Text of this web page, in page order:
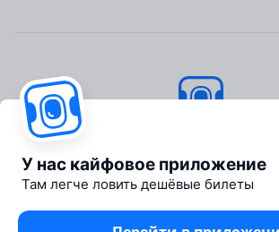
Об Авиасейлс
Пресс‑центр
Travelpayouts
У нас кайфовое приложение
Там легче ловить дешёвые билеты